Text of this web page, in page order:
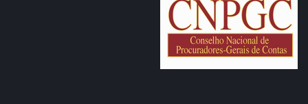
que este combate é uma prioridade nas suas ações